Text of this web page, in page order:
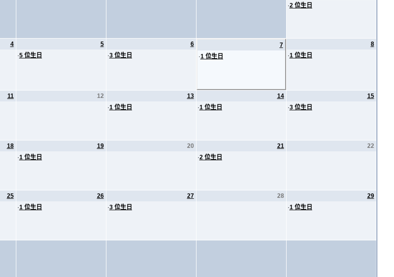
·2 位生日
4
5
·5 位生日
6
·3 位生日
7
·1 位生日
8
·1 位生日
11
12
13
·1 位生日
14
·1 位生日
15
·3 位生日
18
19
·1 位生日
20
21
·2 位生日
22
25
26
·1 位生日
27
·3 位生日
28
29
·1 位生日